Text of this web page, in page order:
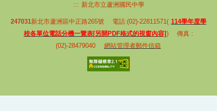
::: 新北市立蘆洲國民中學
247031新北市蘆洲區中正路265號 電話:(02)-22811571( 114學年度學
校各單位電話分機一覽表[另開PDF格式的視窗內容]) 傳真 :
(02)-28479040 網站管理者郵件信箱